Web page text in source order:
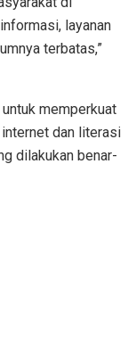
layanan
terbatas,”
memperkuat
dan literasi
dilakukan benar-